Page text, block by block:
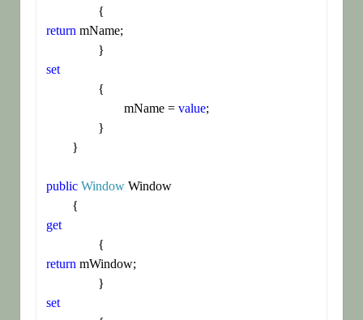
return mName;
set
			mName =
value;
public Window Window
get
return mWindow;
set